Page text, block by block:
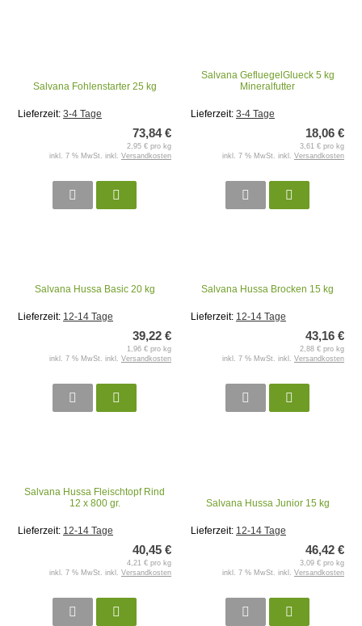
Salvana Fohlenstarter 25 kg
Lieferzeit: 3-4 Tage
73,84 €
2,95 € pro kg
inkl. 7 % MwSt. inkl. Versandkosten
Salvana GefluegelGlueck 5 kg
Mineralfutter
Lieferzeit: 3-4 Tage
18,06 €
3,61 € pro kg
inkl. 7 % MwSt. inkl. Versandkosten
Salvana Hussa Basic 20 kg
Lieferzeit: 12-14 Tage
39,22 €
1,96 € pro kg
inkl. 7 % MwSt. inkl. Versandkosten
Salvana Hussa Brocken 15 kg
Lieferzeit: 12-14 Tage
43,16 €
2,88 € pro kg
inkl. 7 % MwSt. inkl. Versandkosten
Salvana Hussa Fleischtopf Rind
12 x 800 gr.
Lieferzeit: 12-14 Tage
40,45 €
4,21 € pro kg
inkl. 7 % MwSt. inkl. Versandkosten
Salvana Hussa Junior 15 kg
Lieferzeit: 12-14 Tage
46,42 €
3,09 € pro kg
inkl. 7 % MwSt. inkl. Versandkosten